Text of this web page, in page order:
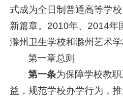
式成为全日制普通高等学
新篇章。2010年、2014年
滁州卫生学校和滁州艺术学
第一章总则
第一条为保障学校教
益，规范学校办学行为，